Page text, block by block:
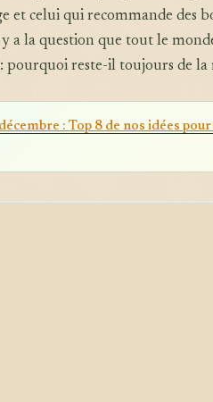
et celui qui recommande des
a la question que tout le
pourquoi reste-il toujours de la
: Top 8 de nos idées